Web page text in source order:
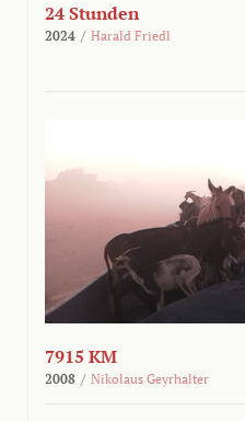
24 Stunden
2024 / Harald Friedl
7915 KM
2008 / Nikolaus Geyrhalter